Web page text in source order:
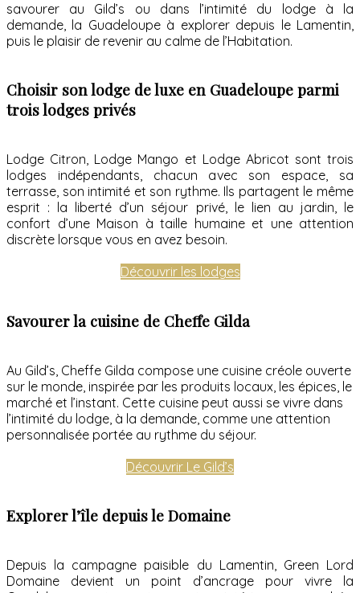
savourer au Gild’s ou dans l’intimité du lodge à la
demande, la Guadeloupe à explorer depuis le Lamentin,
puis le plaisir de revenir au calme de l’Habitation.
Choisir son lodge de luxe en Guadeloupe parmi
trois lodges privés
Lodge Citron, Lodge Mango et Lodge Abricot sont trois
lodges indépendants, chacun avec son espace, sa
terrasse, son intimité et son rythme. Ils partagent le même
esprit : la liberté d’un séjour privé, le lien au jardin, le
confort d’une Maison à taille humaine et une attention
discrète lorsque vous en avez besoin.
Découvrir les lodges
Savourer la cuisine de Cheffe Gilda
Au Gild’s, Cheffe Gilda compose une cuisine créole ouverte
sur le monde, inspirée par les produits locaux, les épices, le
marché et l’instant. Cette cuisine peut aussi se vivre dans
l’intimité du lodge, à la demande, comme une attention
personnalisée portée au rythme du séjour.
Découvrir Le Gild’s
Explorer l’île depuis le Domaine
Depuis la campagne paisible du Lamentin, Green Lord
Domaine devient un point d’ancrage pour vivre la